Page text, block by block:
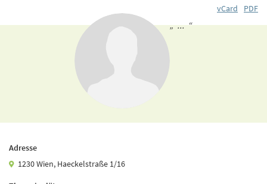
vCard
PDF
„ ... “
Adresse
1230 Wien, Haeckelstraße 1/16